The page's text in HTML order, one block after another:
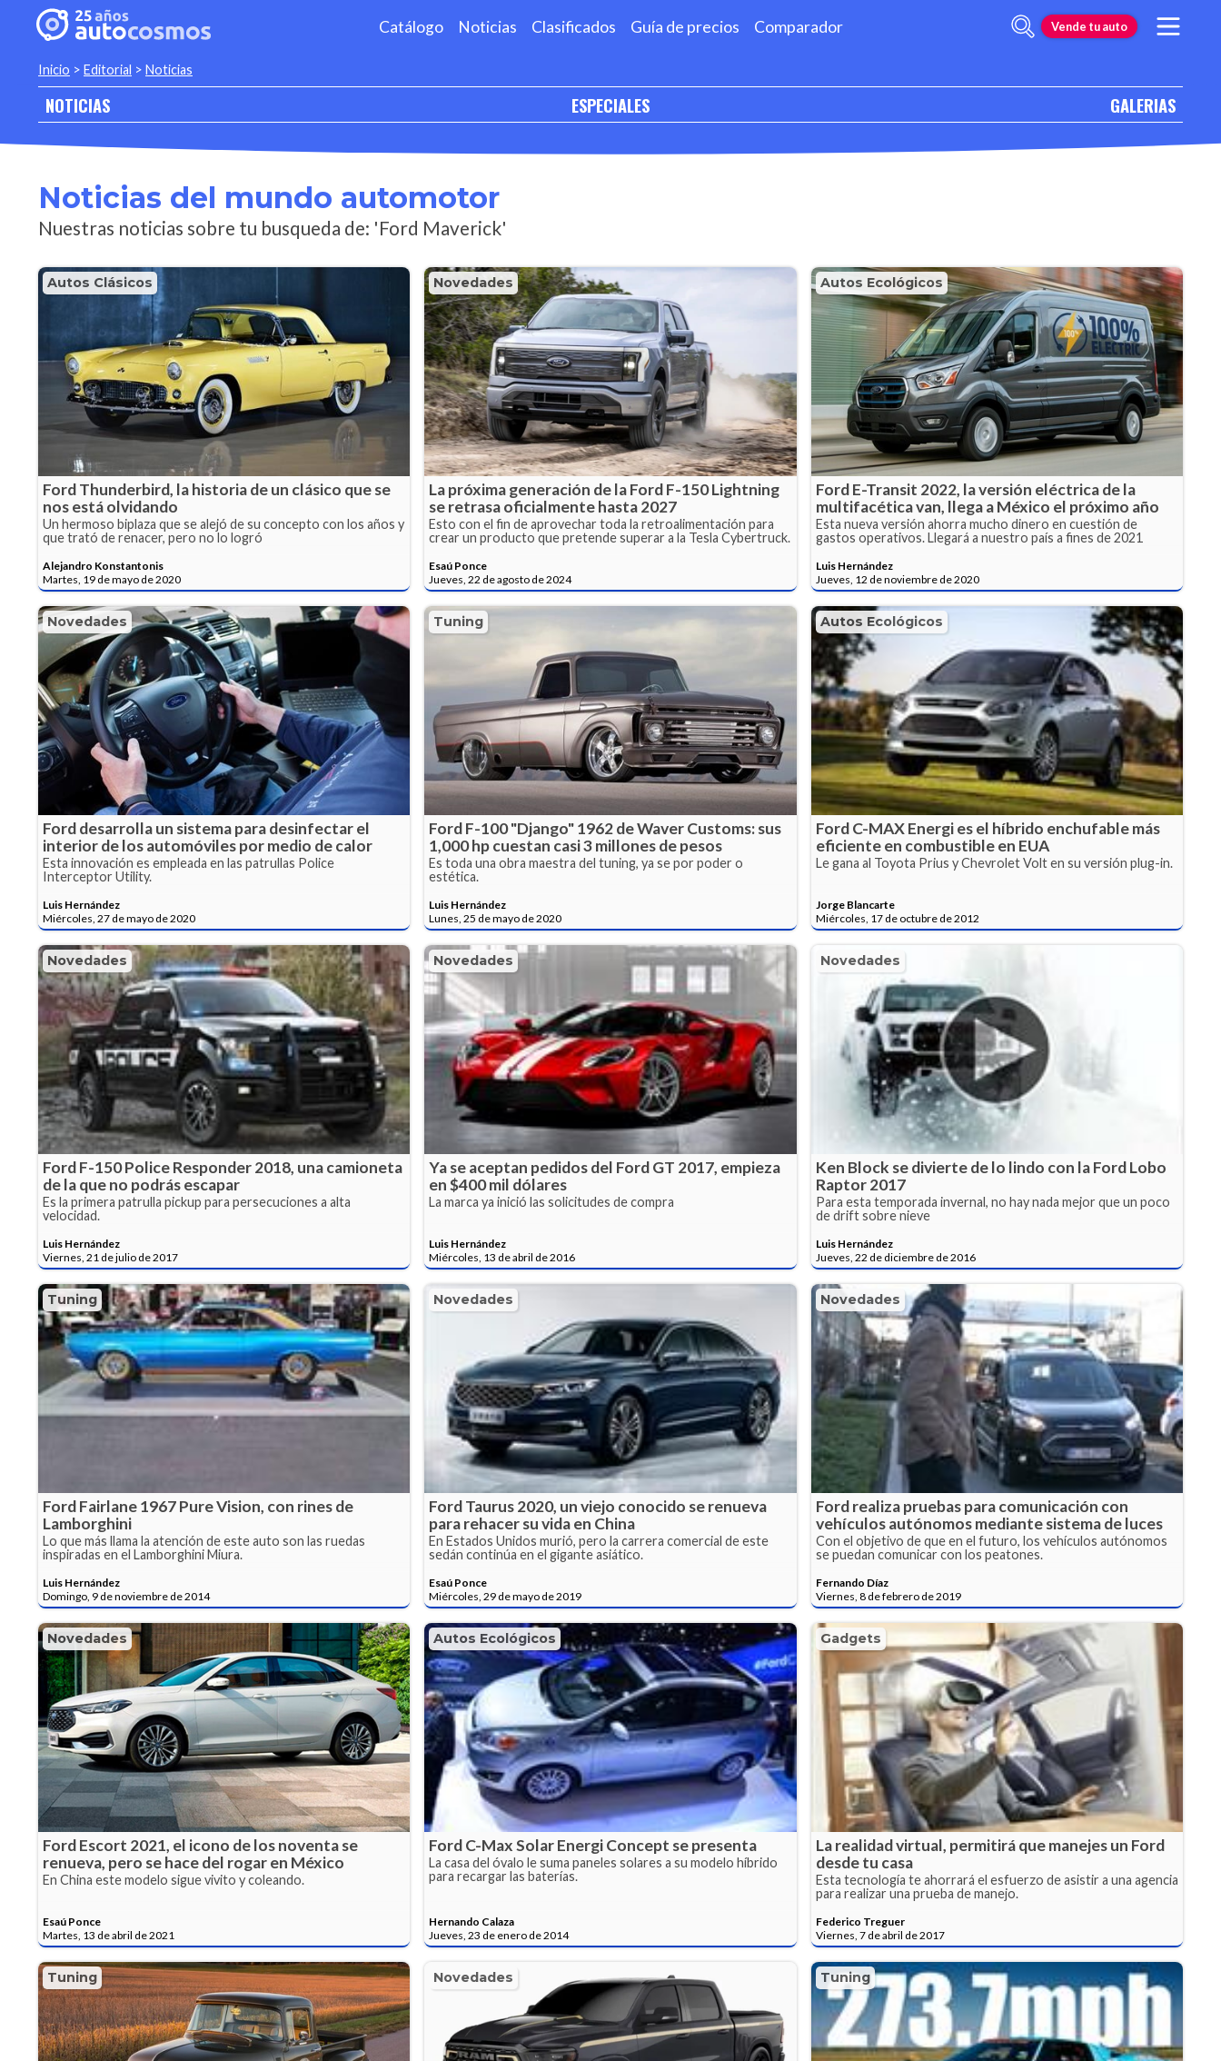
Catálogo Noticias Clasificados Guía de precios Comparador Vende tu auto
Inicio > Editorial > Noticias
NOTICIAS ESPECIALES GALERIAS
Noticias del mundo automotor
Nuestras noticias sobre tu busqueda de: 'Ford Maverick'
Autos Clásicos
Ford Thunderbird, la historia de un clásico que se
nos está olvidando
Un hermoso biplaza que se alejó de su concepto con los años y
que trató de renacer, pero no lo logró
Alejandro Konstantonis
Martes, 19 de mayo de 2020
Novedades
La próxima generación de la Ford F-150 Lightning
se retrasa oficialmente hasta 2027
Esto con el fin de aprovechar toda la retroalimentación para
crear un producto que pretende superar a la Tesla Cybertruck.
Esaú Ponce
Jueves, 22 de agosto de 2024
Autos Ecológicos
Ford E-Transit 2022, la versión eléctrica de la
multifacética van, llega a México el próximo año
Esta nueva versión ahorra mucho dinero en cuestión de
gastos operativos. Llegará a nuestro país a fines de 2021
Luis Hernández
Jueves, 12 de noviembre de 2020
Novedades
Ford desarrolla un sistema para desinfectar el
interior de los automóviles por medio de calor
Esta innovación es empleada en las patrullas Police
Interceptor Utility.
Luis Hernández
Miércoles, 27 de mayo de 2020
Tuning
Ford F-100 "Django" 1962 de Waver Customs: sus
1,000 hp cuestan casi 3 millones de pesos
Es toda una obra maestra del tuning, ya se por poder o
estética.
Luis Hernández
Lunes, 25 de mayo de 2020
Autos Ecológicos
Ford C-MAX Energi es el híbrido enchufable más
eficiente en combustible en EUA
Le gana al Toyota Prius y Chevrolet Volt en su versión plug-in.
Jorge Blancarte
Miércoles, 17 de octubre de 2012
Novedades
Ford F-150 Police Responder 2018, una camioneta
de la que no podrás escapar
Es la primera patrulla pickup para persecuciones a alta
velocidad.
Luis Hernández
Viernes, 21 de julio de 2017
Novedades
Ya se aceptan pedidos del Ford GT 2017, empieza
en $400 mil dólares
La marca ya inició las solicitudes de compra
Luis Hernández
Miércoles, 13 de abril de 2016
Novedades
Ken Block se divierte de lo lindo con la Ford Lobo
Raptor 2017
Para esta temporada invernal, no hay nada mejor que un poco
de drift sobre nieve
Luis Hernández
Jueves, 22 de diciembre de 2016
Tuning
Ford Fairlane 1967 Pure Vision, con rines de
Lamborghini
Lo que más llama la atención de este auto son las ruedas
inspiradas en el Lamborghini Miura.
Luis Hernández
Domingo, 9 de noviembre de 2014
Novedades
Ford Taurus 2020, un viejo conocido se renueva
para rehacer su vida en China
En Estados Unidos murió, pero la carrera comercial de este
sedán continúa en el gigante asiático.
Esaú Ponce
Miércoles, 29 de mayo de 2019
Novedades
Ford realiza pruebas para comunicación con
vehículos autónomos mediante sistema de luces
Con el objetivo de que en el futuro, los vehículos autónomos
se puedan comunicar con los peatones.
Fernando Díaz
Viernes, 8 de febrero de 2019
Novedades
Ford Escort 2021, el icono de los noventa se
renueva, pero se hace del rogar en México
En China este modelo sigue vivito y coleando.
Esaú Ponce
Martes, 13 de abril de 2021
Autos Ecológicos
Ford C-Max Solar Energi Concept se presenta
La casa del óvalo le suma paneles solares a su modelo híbrido
para recargar las baterías.
Hernando Calaza
Jueves, 23 de enero de 2014
Gadgets
La realidad virtual, permitirá que manejes un Ford
desde tu casa
Esta tecnología te ahorrará el esfuerzo de asistir a una agencia
para realizar una prueba de manejo.
Federico Treguer
Viernes, 7 de abril de 2017
Tuning Novedades Tuning